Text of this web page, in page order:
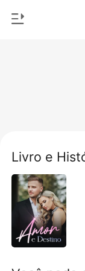
Baixar
Lobisomem
Romance
Bilionários
Ranking
Livro e